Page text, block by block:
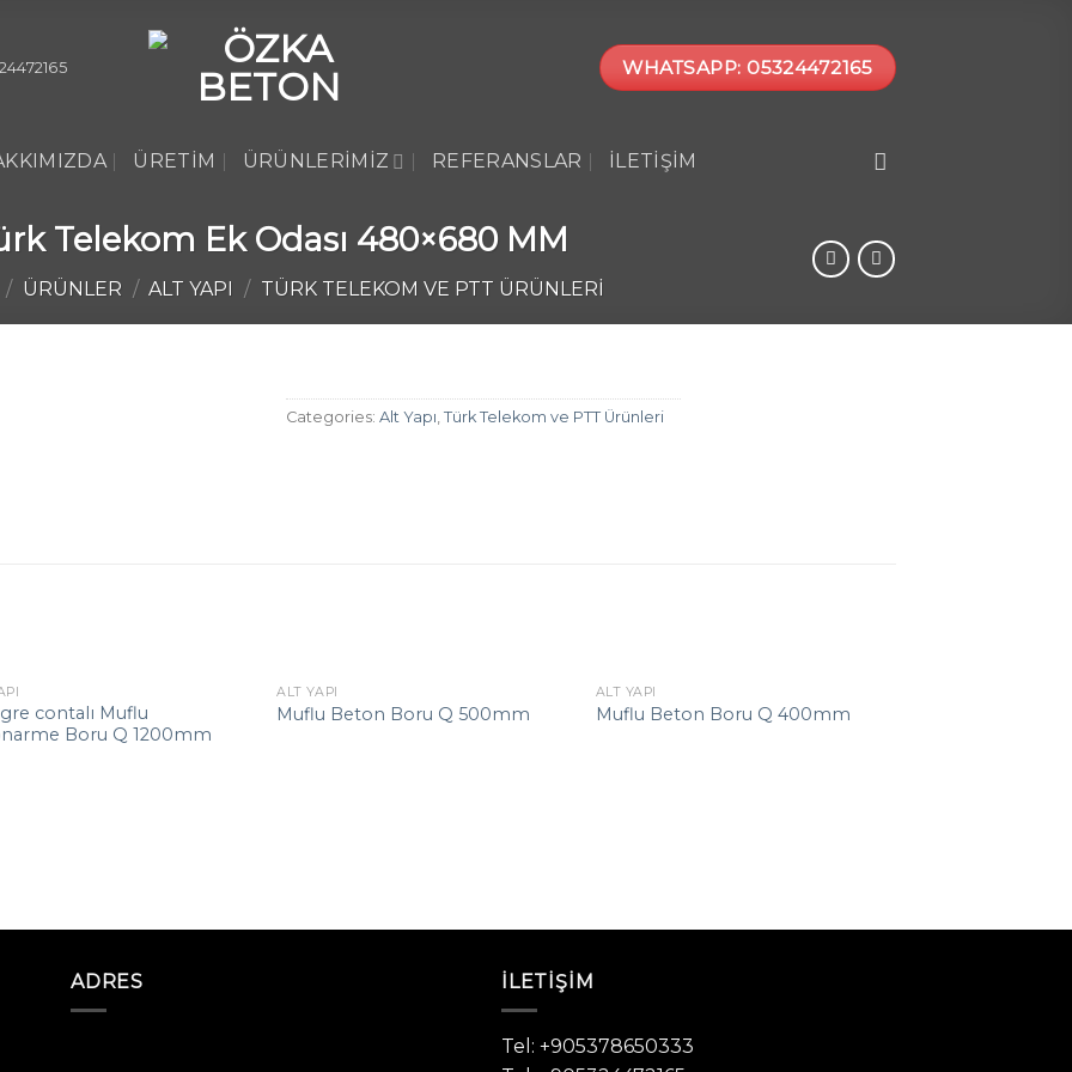
WHATSAPP: 05324472165
ÜRETIM ÜRÜNLERIMIZ REFERANSLAR İLETIŞIM
Telekom Ek Odası 480×680 MM
/ ÜRÜNLER / ALT YAPI / TÜRK TELEKOM VE PTT ÜRÜNLERI
Categories: Alt Yapı Türk Telekom ve PTT Ürünleri
contalı Muflu
Boru Q 1200mm
ALT YAPI
Muflu Beton Boru Q 500mm
ALT YAPI
Muflu Beton Boru Q 400mm
ADRES İLETIŞIM
Tel: +905378650333